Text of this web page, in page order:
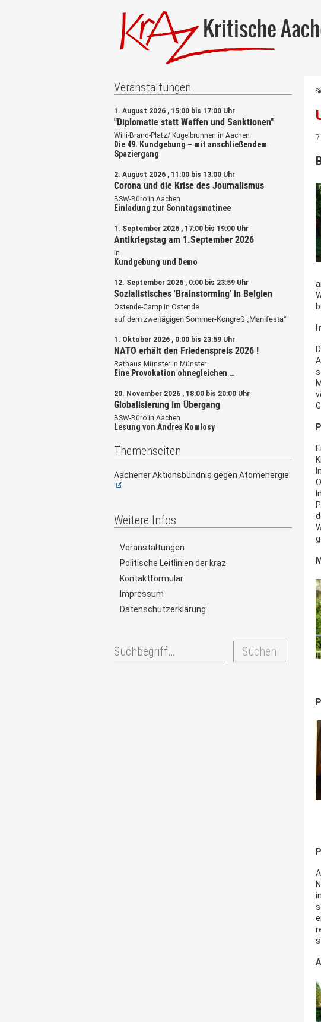
Kritische
Veranstaltungen
1. August 2026 , 15:00 bis 17:00 Uhr
"Diplomatie statt Waffen und Sanktionen"
Willi-Brand-Platz/ Kugelbrunnen in Aachen
Die 49. Kundgebung – mit anschließendem
Spaziergang
2. August 2026 , 11:00 bis 13:00 Uhr
Corona und die Krise des Journalismus
BSW-Büro in Aachen
Einladung zur Sonntagsmatinee
1. September 2026 , 17:00 bis 19:00 Uhr
Antikriegstag am 1.September 2026
in
Kundgebung und Demo
12. September 2026 , 0:00 bis 23:59 Uhr
Sozialistisches 'Brainstorming' in Belgien
Ostende-Camp in Ostende
auf dem zweitägigen Sommer-Kongreß „Manifesta“
1. Oktober 2026 , 0:00 bis 23:59 Uhr
NATO erhält den Friedenspreis 2026 !
Rathaus Münster in Münster
Eine Provokation ohnegleichen …
20. November 2026 , 18:00 bis 20:00 Uhr
Globalisierung im Übergang
BSW-Büro in Aachen
Lesung von Andrea Komlosy
Themenseiten
Aachener Aktionsbündnis gegen Atomenergie
Weitere Infos
Veranstaltungen
Politische Leitlinien der kraz
Kontaktformular
Impressum
Datenschutzerklärung
Suchen